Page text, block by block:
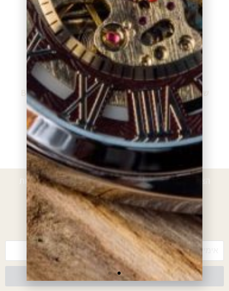
שעון מותג בוס BOSS
BO1513385
₪799.00
הוספה לסל
שעון מותג בוס BOSS
BO1513281
₪799.00
הוספה לסל
הצטרפו לרשימת הלקוחות המועדפים וקבלו הטבות, הנחות
ועדכונים
*עם ההרשמה אתם מאשרים לקבל חומרים פרסומיים מאיתנו
צרפו אותי